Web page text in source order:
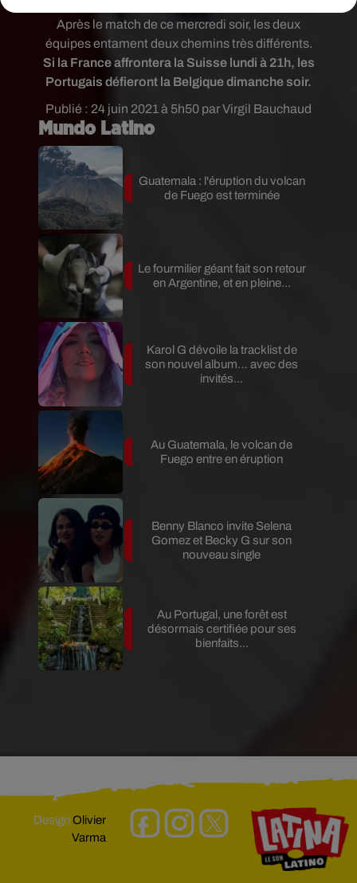
Publié : 24 juin 2021 à 5h50 par Virgil Bauchaud
Après le match de ce mercredi soir, les deux
équipes entament deux chemins très différents.
Si la France affrontera la Suisse lundi à 21h, les
Portugais défieront la Belgique dimanche soir.
Mundo Latino
Guatemala : l'éruption du volcan
de Fuego est terminée
Le fourmilier géant fait son retour
en Argentine, et en pleine...
Karol G dévoile la tracklist de
son nouvel album… avec des
invités...
Au Guatemala, le volcan de
Fuego entre en éruption
Benny Blanco invite Selena
Gomez et Becky G sur son
nouveau single
Au Portugal, une forêt est
désormais certifiée pour ses
bienfaits...
DesignOlivier
Varma